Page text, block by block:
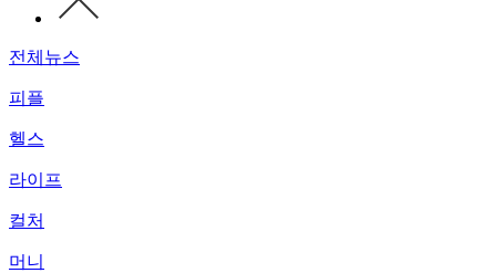
전체뉴스
피플
헬스
라이프
컬처
머니